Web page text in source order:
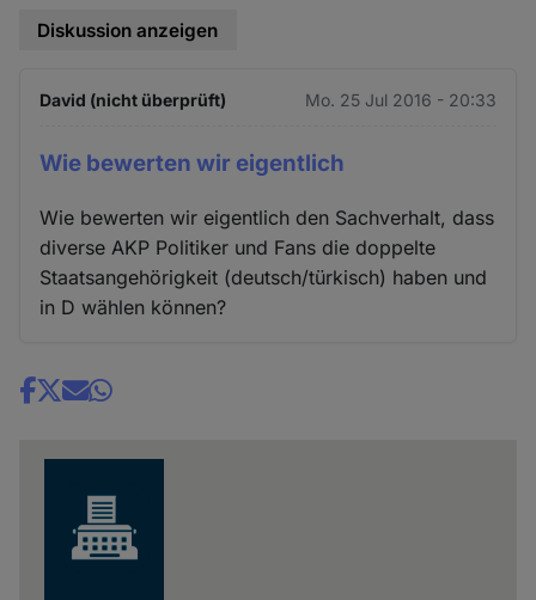
Diskussion anzeigen
David (nicht überprüft) Mo. 25 Jul 2016 - 20:33
Wie bewerten wir eigentlich
Wie bewerten wir eigentlich den Sachverhalt, dass
diverse AKP Politiker und Fans die doppelte
Staatsangehörigkeit (deutsch/türkisch) haben und
in D wählen können?
Share